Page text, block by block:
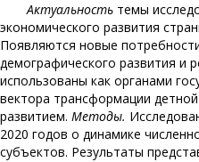
Актуальность темы
экономического развития
Появляются новые
демографического развития и
использованы как органами
вектора трансформации
развитием. Методы.
2020 годов о динамике
субъектов. Результаты